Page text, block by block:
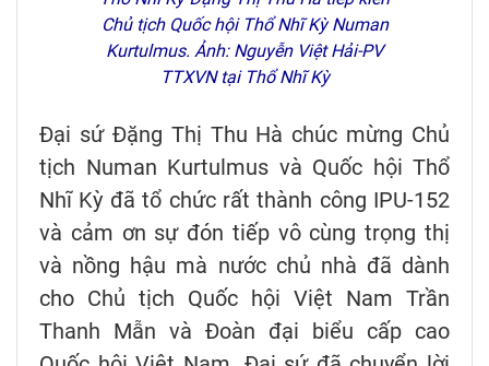
Chủ tịch Quốc hội Thổ Nhĩ Kỳ Numan
Kurtulmus. Ảnh: Nguyễn Việt Hải-PV
TTXVN tại Thổ Nhĩ Kỳ
Đại sứ Đặng Thị Thu Hà chúc mừng Chủ
tịch Numan Kurtulmus và Quốc hội Thổ
Nhĩ Kỳ đã tổ chức rất thành công IPU-152
và cảm ơn sự đón tiếp vô cùng trọng thị
và nồng hậu mà nước chủ nhà đã dành
cho Chủ tịch Quốc hội Việt Nam Trần
Thanh Mẫn và Đoàn đại biểu cấp cao